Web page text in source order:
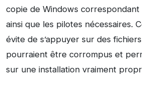
copie de Windows
ainsi que les pilotes nécessaires.
évite de s’appuyer sur des
pourraient être corrompus et
sur une installation vraiment